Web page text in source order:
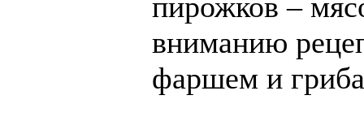
вниманию
фаршем и